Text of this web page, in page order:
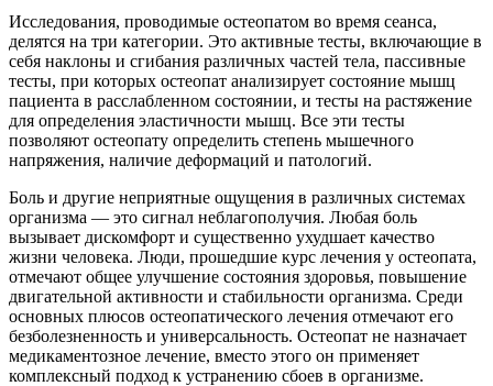
Исследования, проводимые остеопатом во время сеанса,
делятся на три категории. Это активные тесты, включающие в
себя наклоны и сгибания различных частей тела, пассивные
тесты, при которых остеопат анализирует состояние мышц
пациента в расслабленном состоянии, и тесты на растяжение
для определения эластичности мышц. Все эти тесты
позволяют остеопату определить степень мышечного
напряжения, наличие деформаций и патологий.
Боль и другие неприятные ощущения в различных системах
организма — это сигнал неблагополучия. Любая боль
вызывает дискомфорт и существенно ухудшает качество
жизни человека. Люди, прошедшие курс лечения у остеопата,
отмечают общее улучшение состояния здоровья, повышение
двигательной активности и стабильности организма. Среди
основных плюсов остеопатического лечения отмечают его
безболезненность и универсальность. Остеопат не назначает
медикаментозное лечение, вместо этого он применяет
комплексный подход к устранению сбоев в организме.